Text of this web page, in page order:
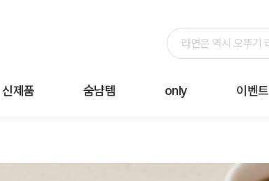
신제품 숨냠템 only 이벤트